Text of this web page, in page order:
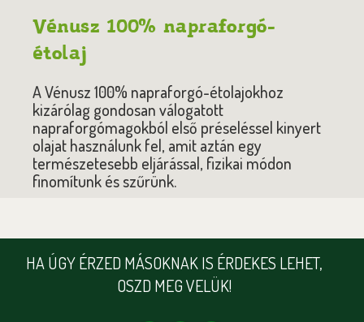
Vénusz 100% napraforgó-
étolaj
A Vénusz 100% napraforgó-étolajokhoz
kizárólag gondosan válogatott
napraforgómagokból első préseléssel kinyert
olajat használunk fel, amit aztán egy
természetesebb eljárással, fizikai módon
finomítunk és szűrünk.
HA ÚGY ÉRZED MÁSOKNAK IS ÉRDEKES LEHET,
OSZD MEG VELÜK!